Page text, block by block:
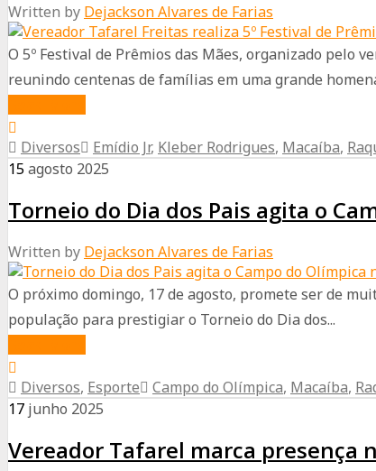
Written by Dejackson Alvares de Farias
O 5º Festival de Prêmios das Mães, organizado pelo
reunindo centenas de famílias em uma grande
Tafarel
Freitas
realiza
Festival
de
Prêmios
das
Mães
e
reúne
de
Diversos Emídio Jr, Kleber Rodrigues, Macaíba,
15agosto 2025
Torneio do Dia dos Pais agita o
Written by Dejackson Alvares de Farias
O próximo domingo, 17 de agosto, promete ser de
população para prestigiar o Torneio do Dia dos...
do
Dia
dos
Diversos, Esporte Campo do Olímpica, Macaíba,
17 junho 2025
Vereador Tafarel marca presença